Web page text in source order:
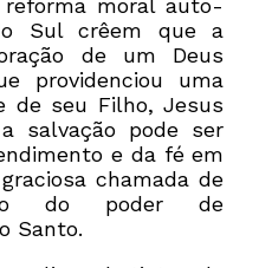
moral auto-
Sul crêem que a
de um Deus
providenciou uma
de seu Filho, Jesus
salvação pode ser
e da fé em
chamada de
do poder de
Santo.